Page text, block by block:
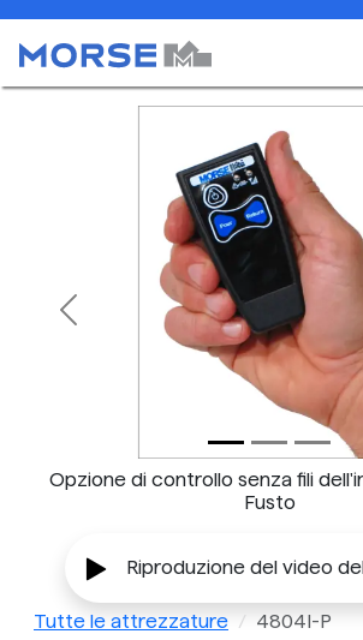
Opzione di controllo senza fili
Fusto
Previous
Riproduzione del video
Tutte le attrezzature 4804I-P